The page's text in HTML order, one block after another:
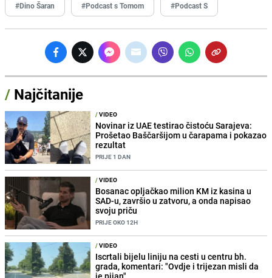
#Dino Šaran #Podcast s Tomom #Podcast S
/ Najčitanije
/VIDEO
Novinar iz UAE testirao čistoću Sarajeva:
Prošetao Baščaršijom u čarapama i pokazao
rezultat
PRIJE 1 DAN
/VIDEO
Bosanac opljačkao milion KM iz kasina u
SAD-u, završio u zatvoru, a onda napisao
svoju priču
PRIJE OKO 12H
/VIDEO
Iscrtali bijelu liniju na cesti u centru bh.
grada, komentari: "Ovdje i trijezan misli da